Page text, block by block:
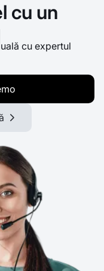
cu un
cu expertul